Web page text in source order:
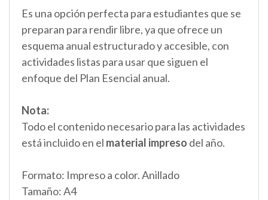
Es una opción perfecta para estudiantes que se
preparan para rendir libre, ya que ofrece un
esquema anual estructurado y accesible, con
actividades listas para usar que siguen el
enfoque del Plan Esencial anual.
Nota:
Todo el contenido necesario para las actividades
está incluido en el material impreso del año.
Formato: Impreso a color. Anillado
Tamaño: A4